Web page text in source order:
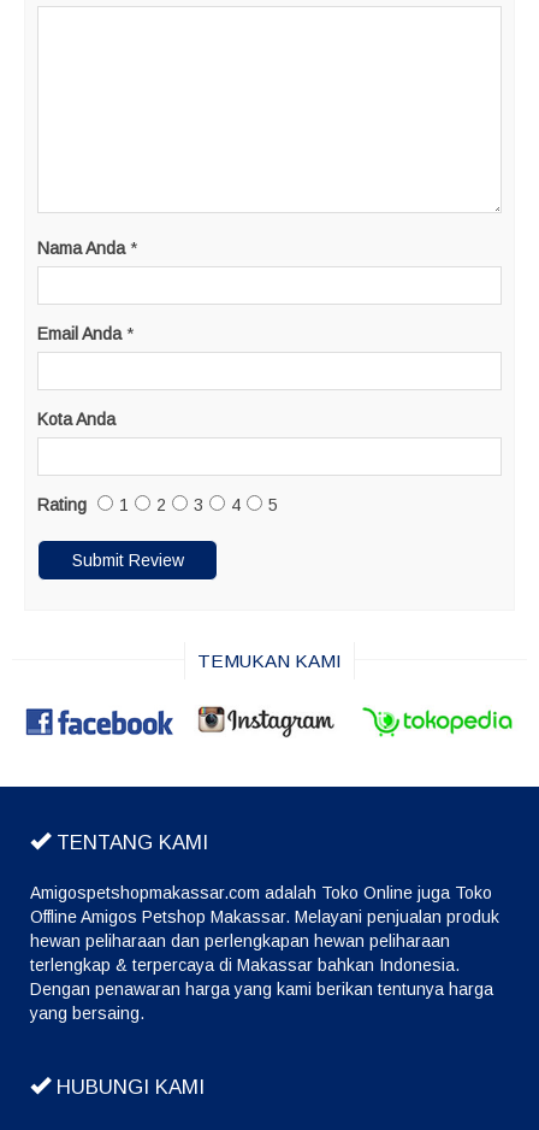
Nama Anda *
Email Anda *
Kota Anda
Rating 1 2 3 4 5
TEMUKAN KAMI
TENTANG KAMI
Amigospetshopmakassar.com adalah Toko Online juga Toko
Offline Amigos Petshop Makassar. Melayani penjualan produk
hewan peliharaan dan perlengkapan hewan peliharaan
terlengkap & terpercaya di Makassar bahkan Indonesia.
Dengan penawaran harga yang kami berikan tentunya harga
yang bersaing.
HUBUNGI KAMI